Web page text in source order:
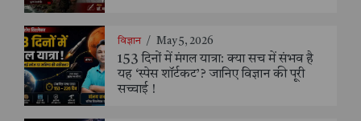
विज्ञान / May 5, 2026
153 दिनों में मंगल यात्रा: क्या सच में संभव है
यह ‘स्पेस शॉर्टकट’? जानिए विज्ञान की पूरी
सच्चाई !